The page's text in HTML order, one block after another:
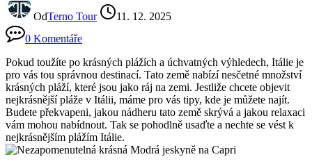
OdTerno Tour
11. 12. 2025
0 Komentáře
Pokud toužíte po krásných plážích a úchvatných výhledech, Itálie je
pro vás tou správnou destinací. Tato země nabízí nesčetné množství
krásných pláží, které jsou jako ráj na zemi. Jestliže chcete objevit
nejkrásnější pláže v Itálii, máme pro vás tipy, kde je můžete najít.
Budete překvapeni, jakou nádheru tato země skrývá a jakou relaxaci
vám mohou nabídnout. Tak se pohodlně usaďte a nechte se vést k
nejkrásnějším plážím Itálie.